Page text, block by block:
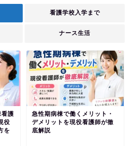
看護学校入学まで
ナース生活
看護
役
を
急性期病棟で働くメリット・
デメリットを現役看護師が徹
底解説